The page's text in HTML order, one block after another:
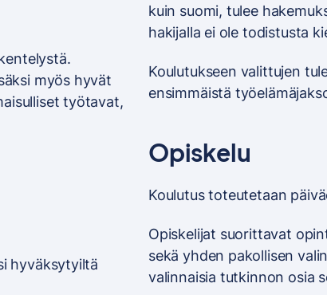
myös hyvät
työtavat,
hyväksytyiltä
kuin suomi, tulee
hakijalla ei ole todistusta
Koulutukseen valittujen
ensimmäistä
Opiskelu
Koulutus toteutetaan
Opiskelijat suorittavat
sekä yhden pakollisen
valinnaisia tutkinnon osia